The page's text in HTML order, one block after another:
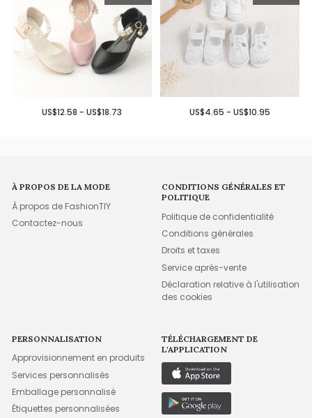
US$12.58 - US$18.73 US$4.65 - US$10.95
À PROPOS DE LA MODE
À propos de FashionTIY
Contactez-nous
CONDITIONS GÉNÉRALES ET
POLITIQUE
Politique de confidentialité
Conditions générales
Droits et taxes
Service après-vente
Déclaration relative à l'utilisation
des cookies
PERSONNALISATION
Approvisionnement en produits
Services personnalisés
Emballage personnalisé
Étiquettes personnalisées
TÉLÉCHARGEMENT DE
L'APPLICATION